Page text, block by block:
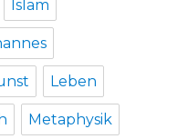
Islam
Leben
Metaphysik